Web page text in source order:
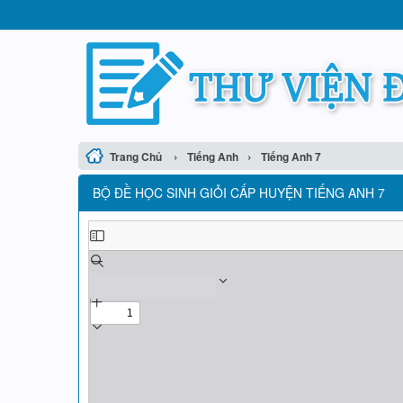
Trang Chủ › Tiếng Anh › Tiếng Anh 7
BỘ ĐỀ HỌC SINH GIỎI CẤP HUYỆN TIẾNG ANH 7